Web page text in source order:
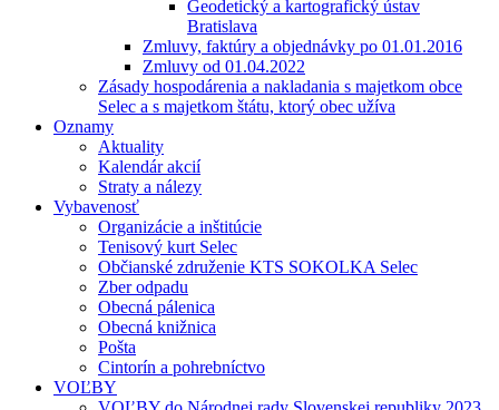
Geodetický a kartografický ústav
Bratislava
Zmluvy, faktúry a objednávky po 01.01.2016
Zmluvy od 01.04.2022
Zásady hospodárenia a nakladania s majetkom obce
Selec a s majetkom štátu, ktorý obec užíva
Oznamy
Aktuality
Kalendár akcií
Straty a nálezy
Vybavenosť
Organizácie a inštitúcie
Tenisový kurt Selec
Občianské združenie KTS SOKOLKA Selec
Zber odpadu
Obecná pálenica
Obecná knižnica
Pošta
Cintorín a pohrebníctvo
VOĽBY